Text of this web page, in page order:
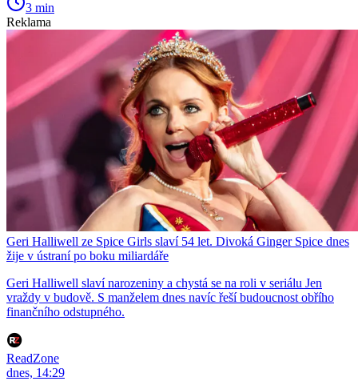
3 min
Reklama
Geri Halliwell ze Spice Girls slaví 54 let. Divoká Ginger Spice dnes
žije v ústraní po boku miliardáře
Geri Halliwell slaví narozeniny a chystá se na roli v seriálu Jen
vraždy v budově. S manželem dnes navíc řeší budoucnost obřího
finančního odstupného.
ReadZone
dnes, 14:29